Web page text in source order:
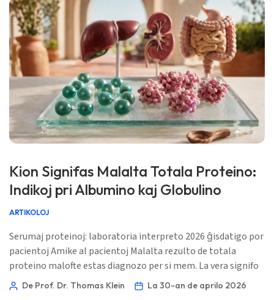
Kion Signifas Malalta Totala Proteino:
Indikoj pri Albumino kaj Globulino
ARTIKOLOJ
Serumaj proteinoj: laboratoria interpreto 2026 ĝisdatigo por
pacientoj Amike al pacientoj Malalta rezulto de totala
proteino malofte estas diagnozo per si mem. La vera signifo
venas de albumino, globulino, A/G-proporcio, urina proteino,
De Prof. Dr. Thomas Klein
La 30-an de aprilo 2026